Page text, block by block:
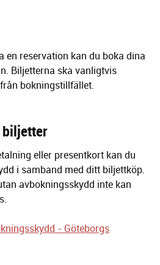
en reservation kan du boka dina
Biljetterna ska vanligtvis
från bokningstillfället.
biljetter
eller presentkort kan du
i samband med ditt biljettköp.
avbokningsskydd inte kan
- Göteborgs